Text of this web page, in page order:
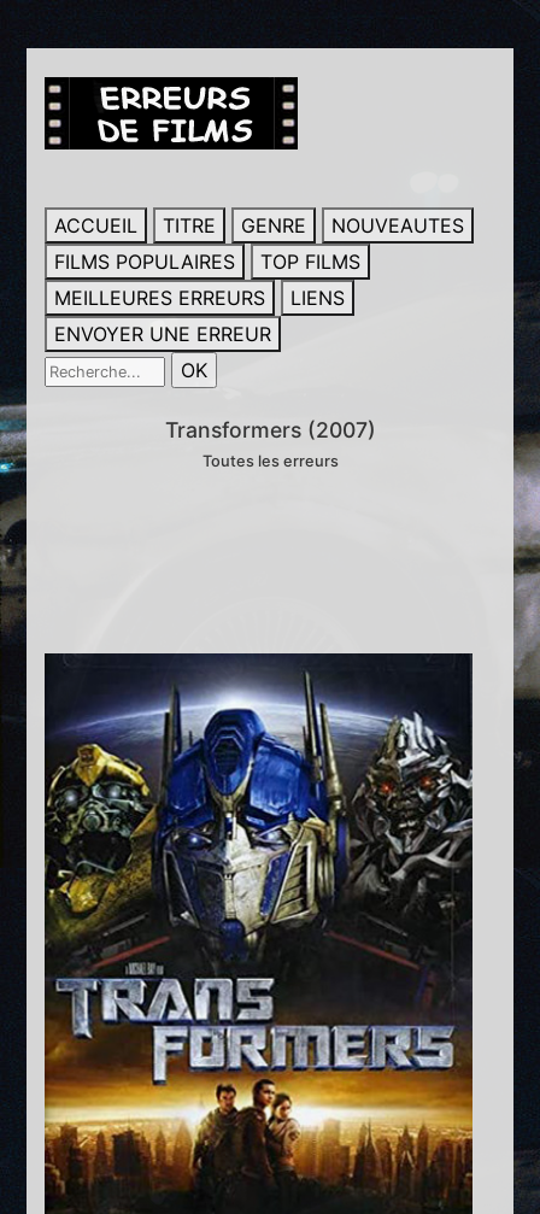
ACCUEIL TITRE GENRE
NOUVEAUTES
FILMS POPULAIRES
TOP FILMS
MEILLEURES ERREURS
LIENS
ENVOYER UNE ERREUR
Transformers (2007)
Toutes les erreurs